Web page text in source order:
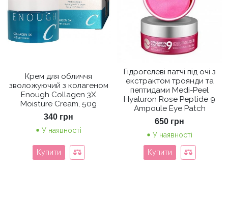
Крем для обличчя
зволожуючий з колагеном
Enough Collagen 3X
Moisture Cream, 50g
340 грн
У наявності
Купити
Гідрогелеві патчі під очі з
екстрактом троянди та
пептидами Medi-Peel
Hyaluron Rose Peptide 9
Ampoule Eye Patch
650 грн
У наявності
Купити